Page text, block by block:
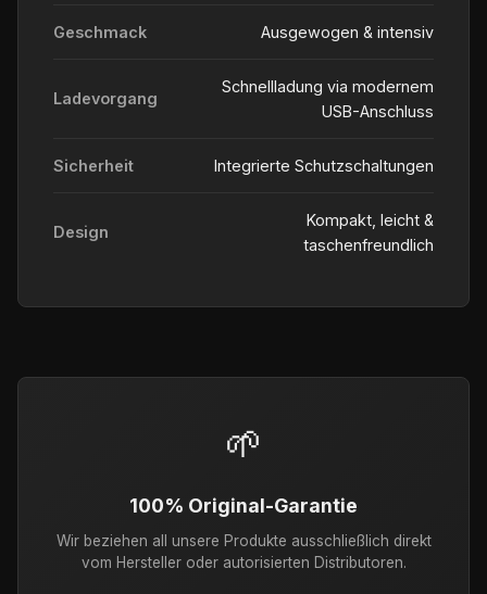
Geschmack Ausgewogen & intensiv
Ladevorgang
Schnellladung via modernem
USB-Anschluss
Sicherheit Integrierte Schutzschaltungen
Design
Kompakt, leicht &
taschenfreundlich
🌱
100% Original-Garantie
Wir beziehen all unsere Produkte ausschließlich direkt
vom Hersteller oder autorisierten Distributoren.